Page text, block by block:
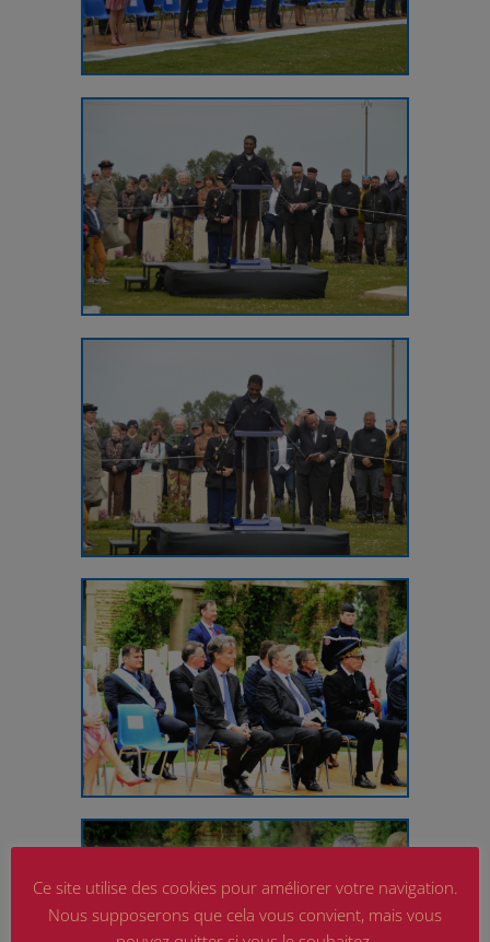
Ce site utilise des cookies pour améliorer votre navigation.
Nous supposerons que cela vous convient, mais vous